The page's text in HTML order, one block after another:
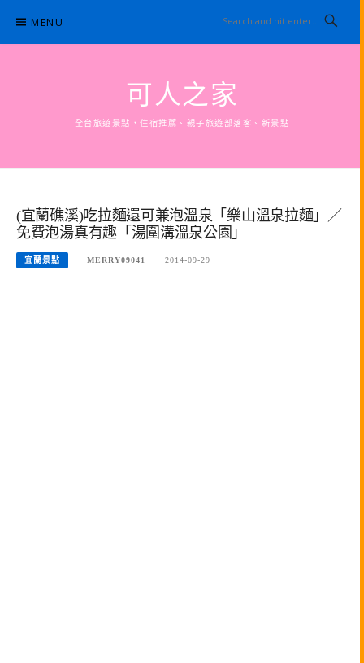
content
MENU
可人之家
全台旅遊景點，住宿推薦、親子旅遊部落客、新景點
(宜蘭礁溪)吃拉麵還可兼泡溫泉「樂山溫泉拉麵」／
免費泡湯真有趣「湯圍溝溫泉公園」
宜蘭景點 MERRY09041 2014-09-29